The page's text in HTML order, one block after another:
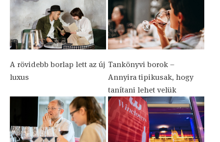
A rövidebb borlap lett az új
luxus
Tankönyvi borok –
Annyira tipikusak, hogy
tanítani lehet velük